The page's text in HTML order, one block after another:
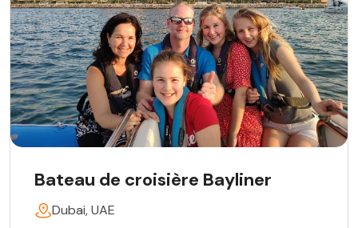
Bateau de croisière Bayliner
Dubai, UAE